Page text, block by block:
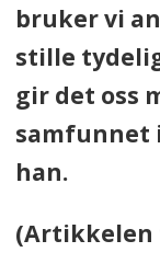
bruker vi
stille
gir det oss
samfunnet
han.